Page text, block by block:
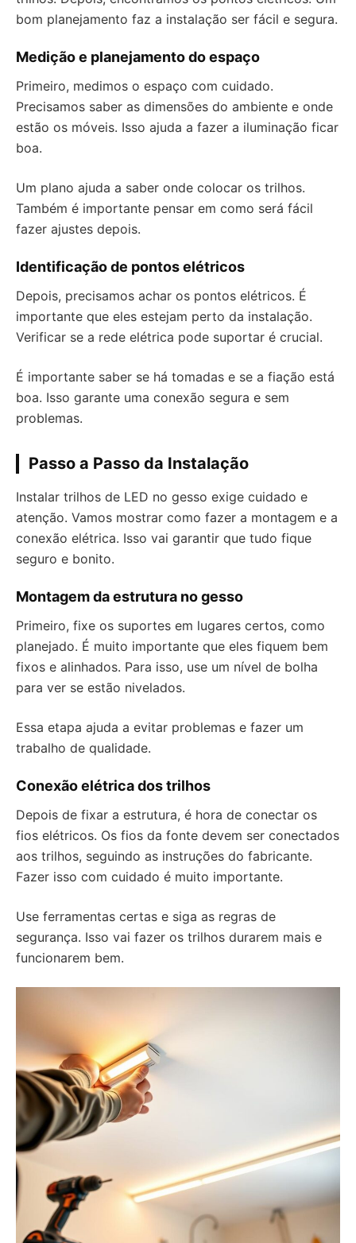
bom planejamento faz a instalação ser fácil e segura.
Medição e planejamento do espaço
Primeiro, medimos o espaço com cuidado.
Precisamos saber as dimensões do ambiente e onde
estão os móveis. Isso ajuda a fazer a iluminação ficar
boa.
Um plano ajuda a saber onde colocar os trilhos.
Também é importante pensar em como será fácil
fazer ajustes depois.
Identificação de pontos elétricos
Depois, precisamos achar os pontos elétricos. É
importante que eles estejam perto da instalação.
Verificar se a rede elétrica pode suportar é crucial.
É importante saber se há tomadas e se a fiação está
boa. Isso garante uma conexão segura e sem
problemas.
Passo a Passo da Instalação
Instalar trilhos de LED no gesso exige cuidado e
atenção. Vamos mostrar como fazer a montagem e a
conexão elétrica. Isso vai garantir que tudo fique
seguro e bonito.
Montagem da estrutura no gesso
Primeiro, fixe os suportes em lugares certos, como
planejado. É muito importante que eles fiquem bem
fixos e alinhados. Para isso, use um nível de bolha
para ver se estão nivelados.
Essa etapa ajuda a evitar problemas e fazer um
trabalho de qualidade.
Conexão elétrica dos trilhos
Depois de fixar a estrutura, é hora de conectar os
fios elétricos. Os fios da fonte devem ser conectados
aos trilhos, seguindo as instruções do fabricante.
Fazer isso com cuidado é muito importante.
Use ferramentas certas e siga as regras de
segurança. Isso vai fazer os trilhos durarem mais e
funcionarem bem.